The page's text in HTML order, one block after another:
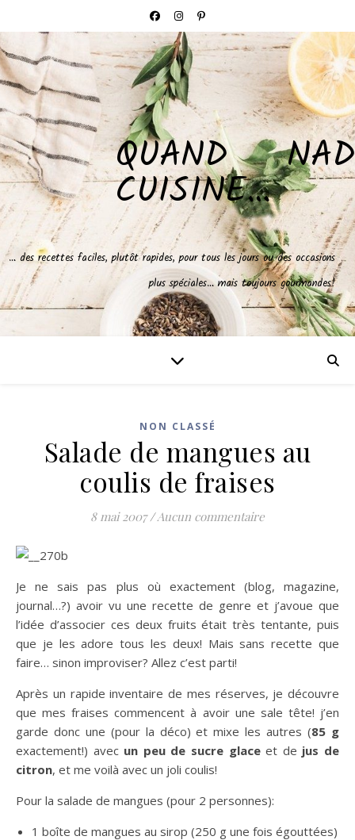
QUAND NAD
CUISINE…
… des recettes faciles, plutôt rapides, pour tous les jours ou des occasions
plus spéciales… mais toujours gourmandes!
NON CLASSÉ
Salade de mangues au
coulis de fraises
8 mai 2007 /Aucun commentaire
Je ne sais pas plus où exactement (blog, magazine,
journal…?) avoir vu une recette de genre et j’avoue que
l’idée d’associer ces deux fruits était très tentante, puis
que je les adore tous les deux! Mais sans recette que
faire… sinon improviser? Allez c’est parti!
Après un rapide inventaire de mes réserves, je découvre
que mes fraises commencent à avoir une sale tête! j’en
garde donc une (pour la déco) et mixe les autres (85 g
exactement!) avec un peu de sucre glaceet de jus de
citron, et me voilà avec un joli coulis!
Pour la salade de mangues (pour 2 personnes):
1 boîte de mangues au sirop (250 g une fois égouttées)